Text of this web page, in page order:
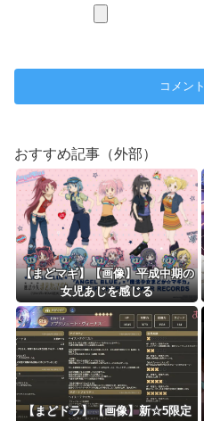
おすすめ記事（外部）
【まどマギ】【画像】平成中期の
女児あじを感じる
【まどドラ】【画像】新☆5限定